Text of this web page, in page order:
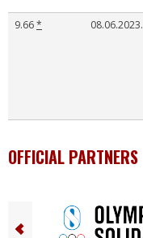
9.66* 08.06.2023.
OFFICIAL PARTNERS